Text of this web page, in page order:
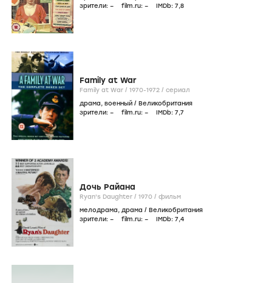
зрители: – film.ru: – IMDb: 7,8
Family at War
Family at War / 1970-1972 / сериал
драма, военный / Великобритания
зрители: – film.ru: – IMDb: 7,7
Дочь Райана
Ryan's Daughter / 1970 / фильм
мелодрама, драма / Великобритания
зрители: – film.ru: – IMDb: 7,4